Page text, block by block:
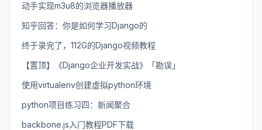
动手实现m3u8的浏览器播放器
知乎回答：你是如何学习Django的
终于录完了，112G的Django视频教程
【置顶】《Django企业开发实战》「勘误」
使用virtualenv创建虚拟python环境
python项目练习四：新闻聚合
backbone.js入门教程PDF下载